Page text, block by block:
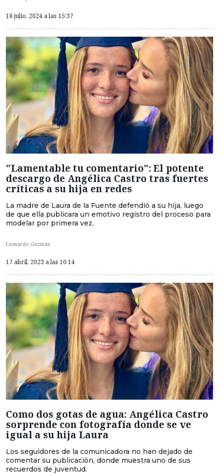
18 julio, 2024 a las 15:37
"Lamentable tu comentario": El potente
descargo de Angélica Castro tras fuertes
críticas a su hija en redes
La madre de Laura de la Fuente defendió a su hija, luego
de que ella publicara un emotivo registro del proceso para
modelar por primera vez.
Leonardo Guzmán
17 abril, 2023 a las 10:14
Como dos gotas de agua: Angélica Castro
sorprende con fotografía donde se ve
igual a su hija Laura
Los seguidores de la comunicadora no han dejado de
comentar su publicación, donde muestra uno de sus
recuerdos de juventud.